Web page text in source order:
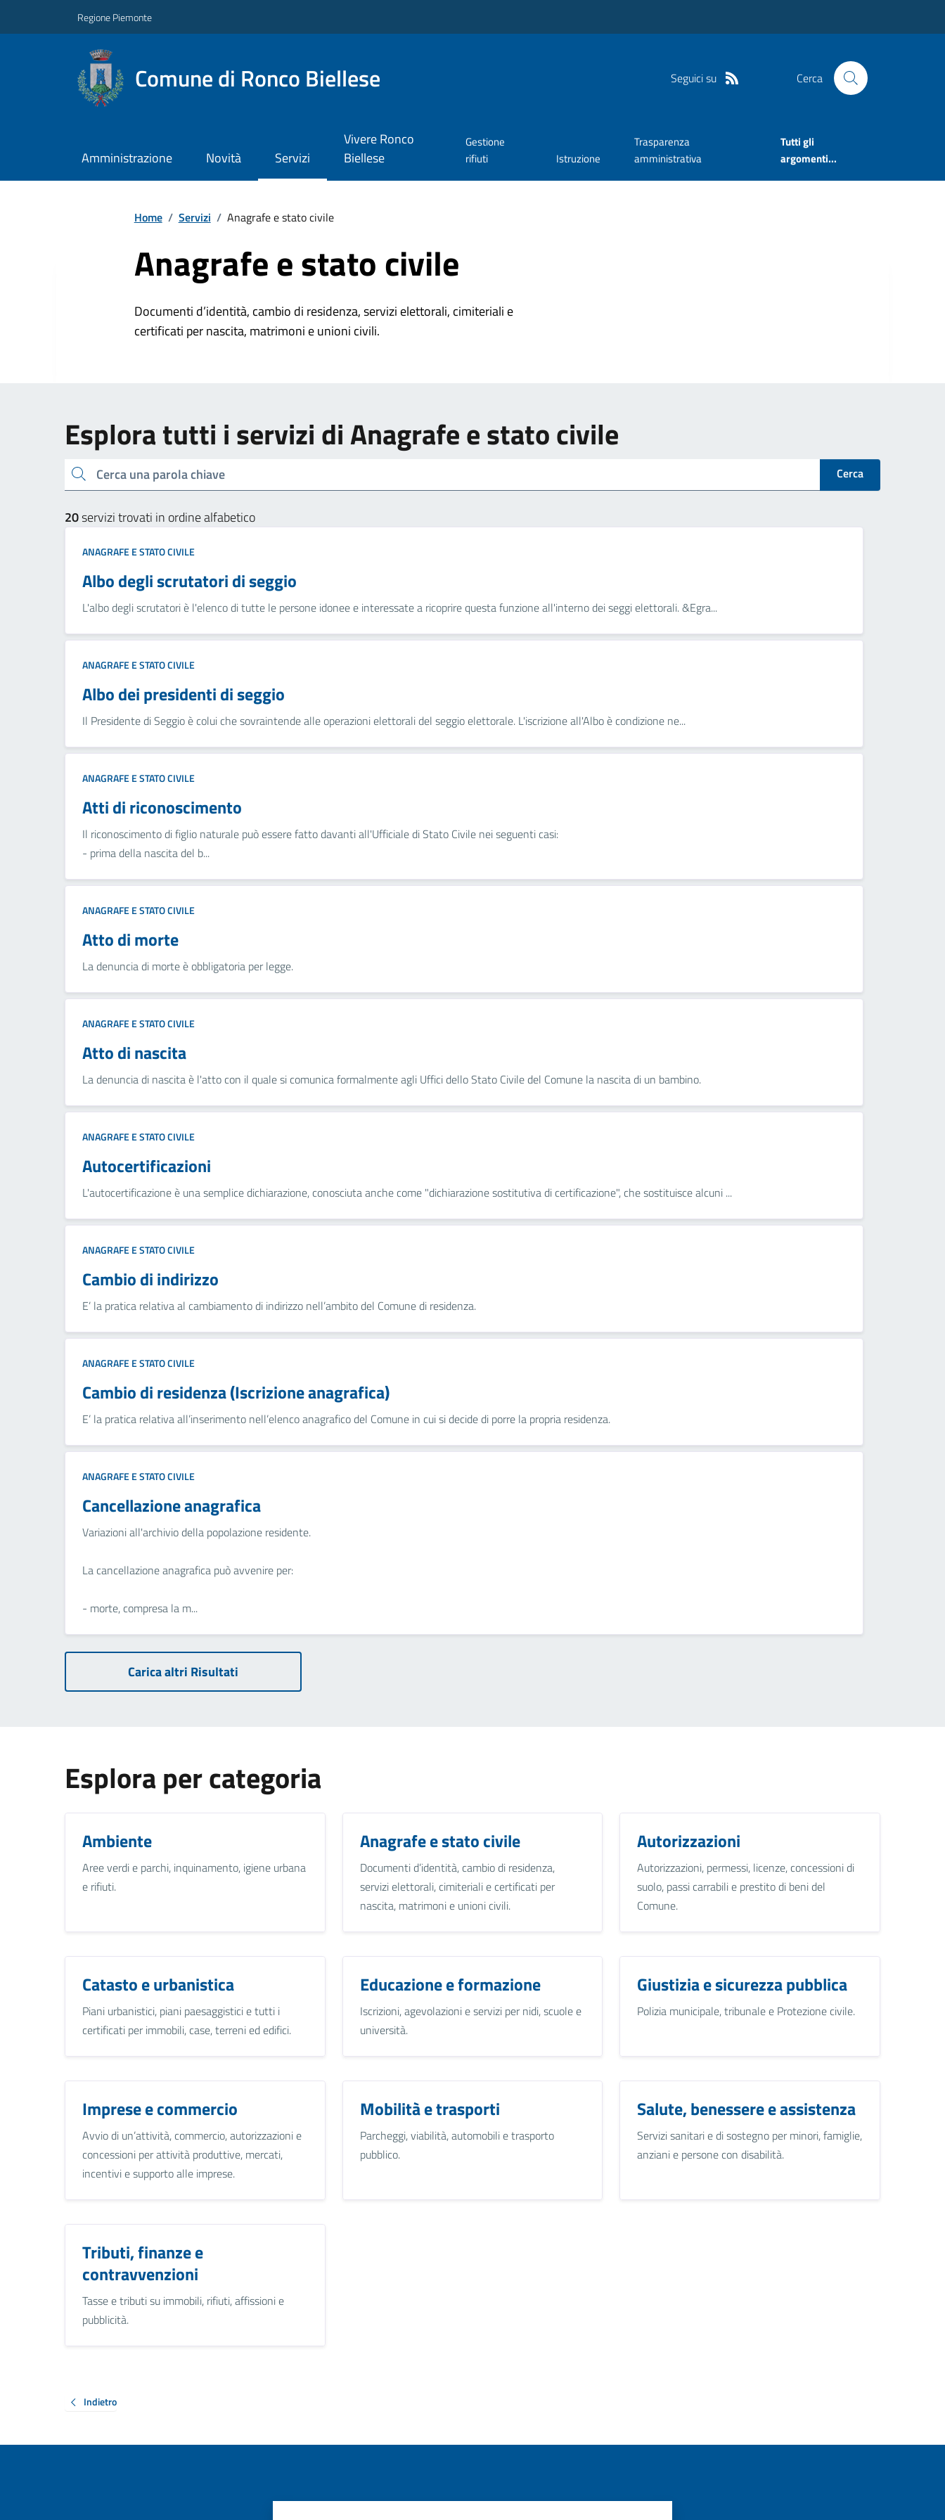
Regione Piemonte
Comune di Ronco Biellese Seguici su Cerca
Amministrazione Novità Servizi
Vivere Ronco
Biellese
Gestione
rifiuti
Istruzione
Trasparenza
amministrativa
Tutti gli
argomenti...
Home / Servizi / Anagrafe e stato civile
Anagrafe e stato civile
Documenti d’identità, cambio di residenza, servizi elettorali, cimiteriali e
certificati per nascita, matrimoni e unioni civili.
Esplora tutti i servizi di Anagrafe e stato civile
Cerca una parola chiave Cerca
20servizi trovati in ordine alfabetico
ANAGRAFE E STATO CIVILE
Albo degli scrutatori di seggio
L'albo degli scrutatori è l'elenco di tutte le persone idonee e interessate a ricoprire questa funzione all'interno dei seggi elettorali. &Egra...
ANAGRAFE E STATO CIVILE
Albo dei presidenti di seggio
Il Presidente di Seggio è colui che sovraintende alle operazioni elettorali del seggio elettorale. L'iscrizione all'Albo è condizione ne...
ANAGRAFE E STATO CIVILE
Atti di riconoscimento
Il riconoscimento di figlio naturale può essere fatto davanti all'Ufficiale di Stato Civile nei seguenti casi:
- prima della nascita del b...
ANAGRAFE E STATO CIVILE
Atto di morte
La denuncia di morte è obbligatoria per legge.
ANAGRAFE E STATO CIVILE
Atto di nascita
La denuncia di nascita è l'atto con il quale si comunica formalmente agli Uffici dello Stato Civile del Comune la nascita di un bambino.
ANAGRAFE E STATO CIVILE
Autocertificazioni
L'autocertificazione è una semplice dichiarazione, conosciuta anche come "dichiarazione sostitutiva di certificazione", che sostituisce alcuni ...
ANAGRAFE E STATO CIVILE
Cambio di indirizzo
E’ la pratica relativa al cambiamento di indirizzo nell’ambito del Comune di residenza.
ANAGRAFE E STATO CIVILE
Cambio di residenza (Iscrizione anagrafica)
E’ la pratica relativa all’inserimento nell’elenco anagrafico del Comune in cui si decide di porre la propria residenza.
ANAGRAFE E STATO CIVILE
Cancellazione anagrafica
Variazioni all'archivio della popolazione residente.
La cancellazione anagrafica può avvenire per:
- morte, compresa la m...
Carica altri Risultati
Esplora per categoria
Ambiente
Aree verdi e parchi, inquinamento, igiene urbana
e rifiuti.
Anagrafe e stato civile
Documenti d’identità, cambio di residenza,
servizi elettorali, cimiteriali e certificati per
nascita, matrimoni e unioni civili.
Autorizzazioni
Autorizzazioni, permessi, licenze, concessioni di
suolo, passi carrabili e prestito di beni del
Comune.
Catasto e urbanistica
Piani urbanistici, piani paesaggistici e tutti i
certificati per immobili, case, terreni ed edifici.
Educazione e formazione
Iscrizioni, agevolazioni e servizi per nidi, scuole e
università.
Giustizia e sicurezza pubblica
Polizia municipale, tribunale e Protezione civile.
Imprese e commercio
Avvio di un’attività, commercio, autorizzazioni e
concessioni per attività produttive, mercati,
incentivi e supporto alle imprese.
Mobilità e trasporti
Parcheggi, viabilità, automobili e trasporto
pubblico.
Salute, benessere e assistenza
Servizi sanitari e di sostegno per minori, famiglie,
anziani e persone con disabilità.
Tributi, finanze e
contravvenzioni
Tasse e tributi su immobili, rifiuti, affissioni e
pubblicità.
Indietro